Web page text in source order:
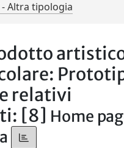
- Altra tipologia
relativi
[8] Home